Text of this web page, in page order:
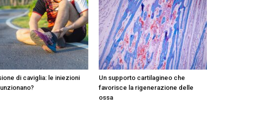
di caviglia: le iniezioni
Un supporto cartilagineo che
favorisce la rigenerazione delle
ossa